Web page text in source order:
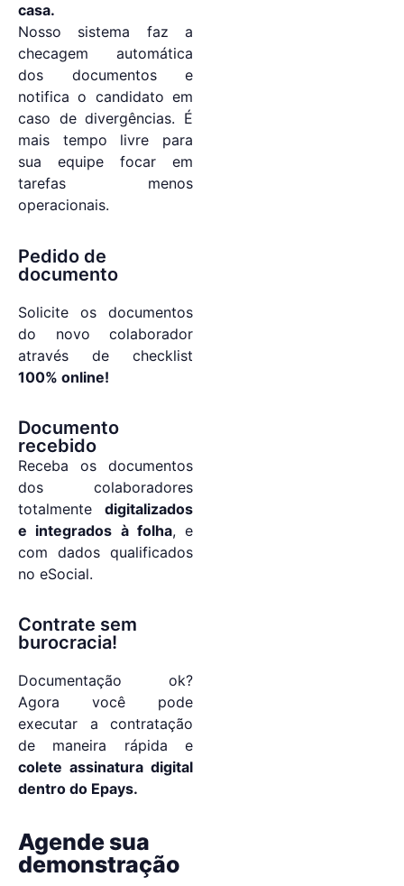
casa.
Nosso sistema faz a
checagem automática
dos documentos e
notifica o candidato em
caso de divergências. É
mais tempo livre para
sua equipe focar em
tarefas menos
operacionais.
Pedido de
documento
Solicite os documentos
do novo colaborador
através de checklist
100% online!
Documento
recebido
Receba os documentos
dos colaboradores
totalmente digitalizados
e integrados à folha, e
com dados qualificados
no eSocial.
Contrate sem
burocracia!
Documentação ok?
Agora você pode
executar a contratação
de maneira rápida e
colete assinatura digital
dentro do Epays.
Agende sua
demonstração